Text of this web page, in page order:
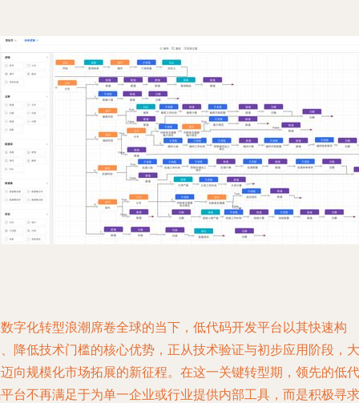
字化转型浪潮席卷全球的当下，低代码开发平台以其快速构
降低技术门槛的核心优势，正从技术验证与初步应用阶段，大
向规模化市场拓展的新征程。在这一关键转型期，领先的低代
台不再满足于为单一企业或行业提供内部工具，而是积极寻求